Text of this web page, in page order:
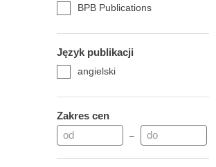
BPB Publications
Język publikacji
angielski
Zakres cen
–